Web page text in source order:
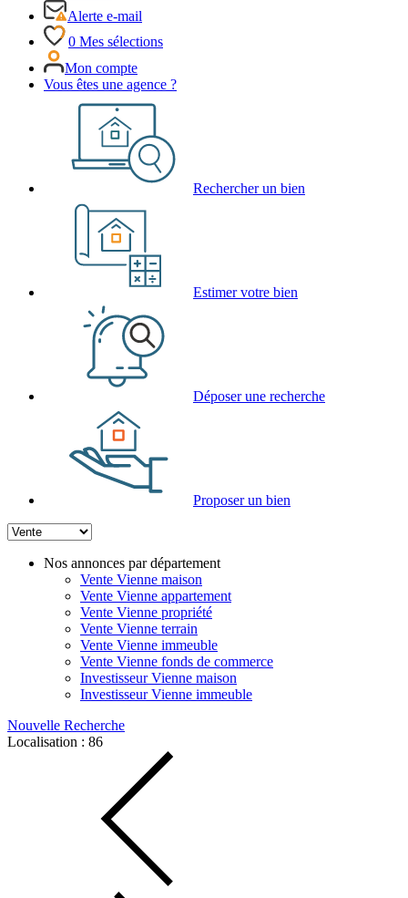
Alerte e-mail
0 Mes sélections
Mon compte
Vous êtes une agence ?
Rechercher un bien
Estimer votre bien
Déposer une recherche
Proposer un bien
Nos annonces par département
Vente Vienne maison
Vente Vienne appartement
Vente Vienne propriété
Vente Vienne terrain
Vente Vienne immeuble
Vente Vienne fonds de commerce
Investisseur Vienne maison
Investisseur Vienne immeuble
Nouvelle Recherche
Localisation : 86